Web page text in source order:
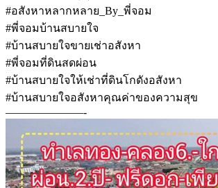
#อสังหาหลากหลาย_By_พี่จอม
#พี่จอมบ้านสบายใจ
#บ้านสบายใจขายเช่าอสังหา
#พี่จอมที่ดินสดผ่อน
#บ้านสบายใจให้เช่าที่ดินโกดังอสังหา
#บ้านสบายใจอสังหาคุณค่าของความสุข
———————-